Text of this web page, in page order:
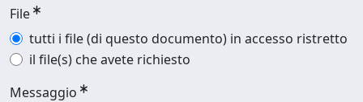
File
tutti i file (di questo documento) in accesso ristretto
il file(s) che avete richiesto
Messaggio